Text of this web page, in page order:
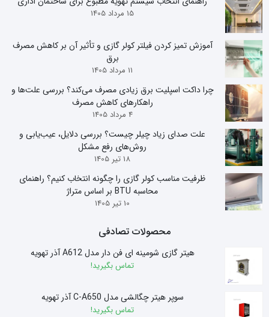
15 مرداد 1405
آموزش تمیز کردن فیلتر کولر گازی و تأثیر آن بر کاهش مصرف
برق
11 مرداد 1405
چرا داکت اسپلیت برق زیادی مصرف می‌کند؟ بررسی علت‌ها و
راهکارهای کاهش مصرف
4 مرداد 1405
علت صدای زیاد چیلر چیست؟ بررسی دلایل، عیب‌یابی و
روش‌های رفع مشکل
18 تیر 1405
ظرفیت مناسب کولر گازی را چگونه انتخاب کنیم؟ راهنمای
محاسبه BTU بر اساس متراژ
10 تیر 1405
محصولات تصادفی
هیتر گازی شومینه ای فن دار مدل A612 آذر تهویه
تماس بگیرید!
سوپر هیتر چگالشی مدل C-A650 آذر تهویه
تماس بگیرید!